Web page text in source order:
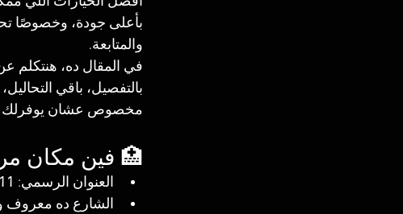
والمتابعة.
بالتفصيل، باقي
مخصوص عشان يوفرلك
🏥 فين مكان
العنوان الرسمي: 11 شارع مدرسة الأمريكان – الزقازيق – محافظة الشرقية
الشارع ده معروف